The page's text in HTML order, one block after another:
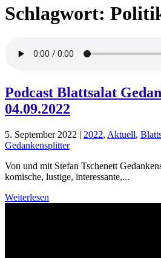
Schlagwort:
Podcast Blattsalat
04.09.2022
5. September 2022 | 2022, Aktuell,
Gedankensplitter
Von und mit Stefan Tschenett
komische, lustige, interessante,...
Weiterlesen